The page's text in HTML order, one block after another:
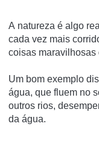
A natureza é algo
cada vez mais
coisas maravilhosas
Um bom exemplo
água, que fluem no
outros rios,
da água.